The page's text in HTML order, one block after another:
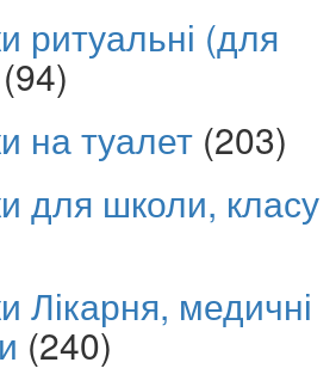
ритуальні (для
(94)
на туалет (203)
для школи, класу
Лікарня, медичні
(240)